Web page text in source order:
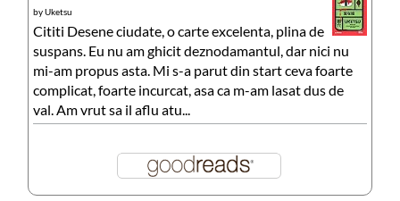
byUketsu
Cititi Desene ciudate, o carte excelenta, plina de
suspans. Eu nu am ghicit deznodamantul, dar nici nu
mi-am propus asta. Mi s-a parut din start ceva foarte
complicat, foarte incurcat, asa ca m-am lasat dus de
val. Am vrut sa il aflu atu...